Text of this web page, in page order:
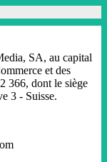
SA, au capital
et des
366, dont le siège
3 - Suisse.